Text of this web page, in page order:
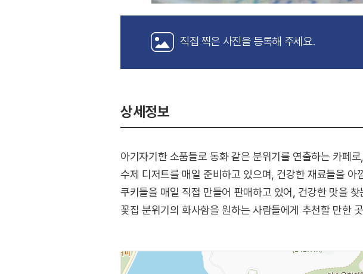
직접 찍은 사진을 등록해 주세요.
상세정보
아기자기한 소품들로 동화 같은 분위기를 연출하는 카페
수제 디저트를 매일 준비하고 있으며, 건강한 재료들을
쿠키들을 매일 직접 만들어 판매하고 있어, 건강한 맛을
꽃집 분위기의 화사함을 원하는 사람들에게 추천할 만한